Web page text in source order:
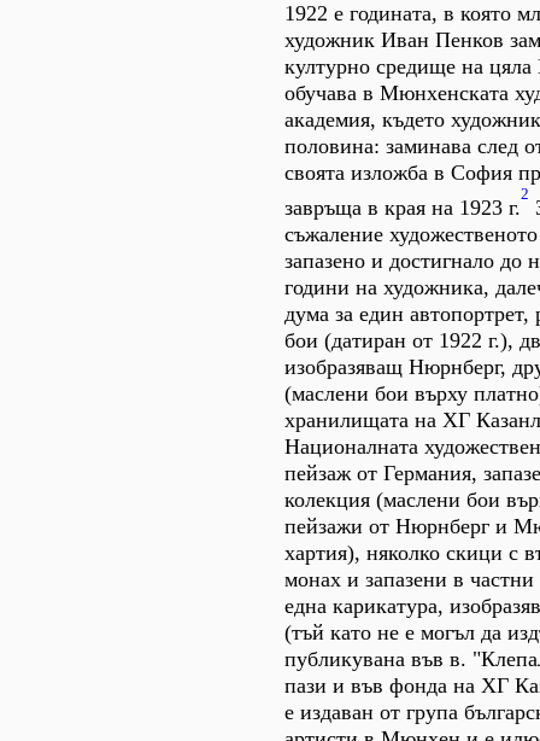
1922 е годината, в която
художник Иван Пенков
културно средище на цяла
обучава в Мюнхенската
академия, където
половина: заминава след
своята изложба в София
завръща в края на 1923 г.
2
съжаление
запазено и достигнало до
години на художника,
дума за един
бои (датиран от 1922 г.),
изобразяващ Нюрнберг,
(маслени бои върху
хранилищата на ХГ
Националната
пейзаж от Германия,
колекция (маслени бои
пейзажи от Нюрнберг и
хартия), няколко скици с
монах и запазени в
една карикатура,
(тъй като не е могъл да
публикувана във в.
пази и във фонда на ХГ
е издаван от група